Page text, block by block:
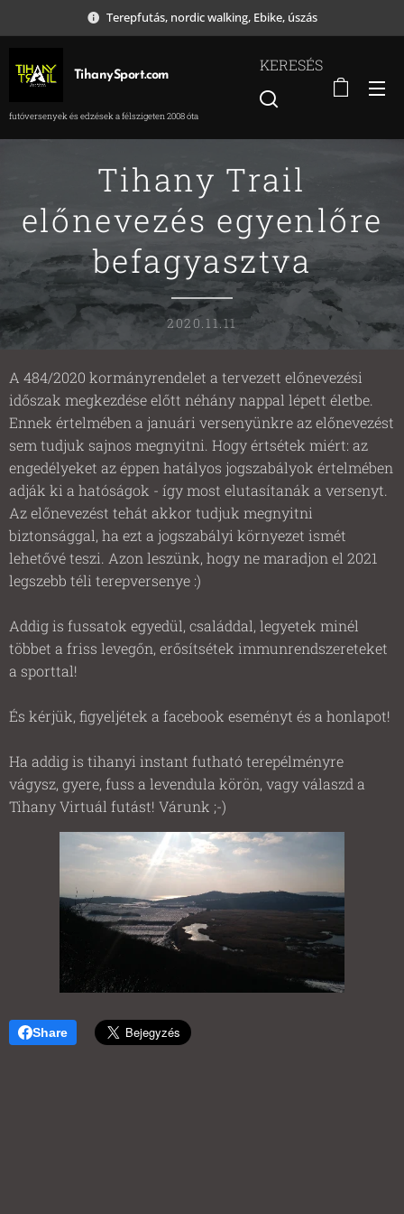
Terepfutás, nordic walking, Ebike, úszás
TihanySport.com
futóversenyek és edzések a félszigeten 2008 óta
KERESÉS
Tihany Trail
előnevezés egyenlőre
befagyasztva
2020.11.11
A 484/2020 kormányrendelet a tervezett előnevezési
időszak megkezdése előtt néhány nappal lépett életbe.
Ennek értelmében a januári versenyünkre az előnevezést
sem tudjuk sajnos megnyitni. Hogy értsétek miért: az
engedélyeket az éppen hatályos jogszabályok értelmében
adják ki a hatóságok - így most elutasítanák a versenyt.
Az előnevezést tehát akkor tudjuk megnyitni
biztonsággal, ha ezt a jogszabályi környezet ismét
lehetővé teszi. Azon leszünk, hogy ne maradjon el 2021
legszebb téli terepversenye :)
Addig is fussatok egyedül, családdal, legyetek minél
többet a friss levegőn, erősítsétek immunrendszereteket
a sporttal!
És kérjük, figyeljétek a facebook eseményt és a honlapot!
Ha addig is tihanyi instant futható terepélményre
vágysz, gyere, fuss a levendula körön, vagy válaszd a
Tihany Virtuál futást! Várunk ;-)
Share